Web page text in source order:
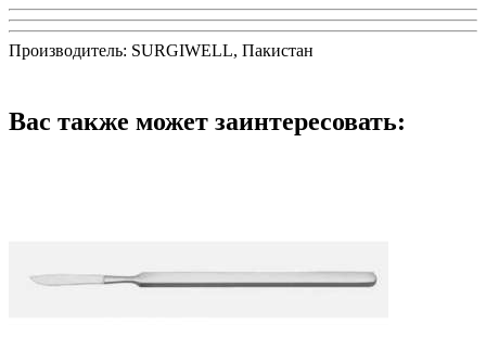
Производитель: SURGIWELL, Пакистан
Вас также может заинтересовать: